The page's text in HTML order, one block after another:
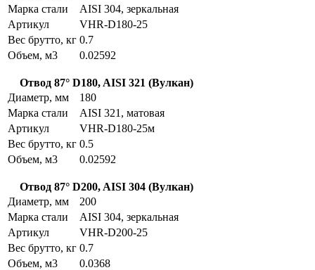
Марка стали
AISI 304, зеркальная
Артикул
VHR-D180-25
Вес брутто, кг 0.7
Объем, м3
0.02592
Отвод 87° D180, AISI 321 (Вулкан)
Диаметр, мм
180
Марка стали
AISI 321, матовая
Артикул
VHR-D180-25м
Вес брутто, кг 0.5
Объем, м3
0.02592
Отвод 87° D200, AISI 304 (Вулкан)
Диаметр, мм
200
Марка стали
AISI 304, зеркальная
Артикул
VHR-D200-25
Вес брутто, кг 0.7
Объем, м3
0.0368